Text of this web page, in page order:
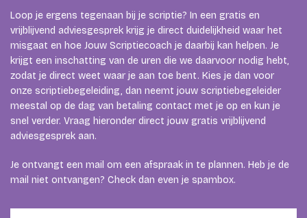
Loop je ergens tegenaan bij je scriptie? In een gratis en
vrijblijvend adviesgesprek krijg je direct duidelijkheid waar het
misgaat en hoe Jouw Scriptiecoach je daarbij kan helpen. Je
krijgt een inschatting van de uren die we daarvoor nodig hebt,
zodat je direct weet waar je aan toe bent. Kies je dan voor
onze scriptiebegeleiding, dan neemt jouw scriptiebegeleider
meestal op de dag van betaling contact met je op en kun je
snel verder. Vraag hieronder direct jouw gratis vrijblijvend
adviesgesprek aan.
Je ontvangt een mail om een afspraak in te plannen. Heb je de
mail niet ontvangen? Check dan even je spambox.